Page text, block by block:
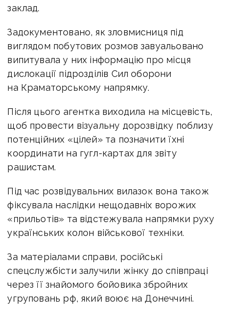
заклад.
Задокументовано, як зловмисниця під
виглядом побутових розмов завуальовано
випитувала у них інформацію про місця
дислокації підрозділів Сил оборони
на Краматорському напрямку.
Після цього агентка виходила на місцевість,
щоб провести візуальну дорозвідку поблизу
потенційних «цілей» та позначити їхні
координати на гугл-картах для звіту
рашистам.
Під час розвідувальних вилазок вона також
фіксувала наслідки нещодавніх ворожих
«прильотів» та відстежувала напрямки руху
українських колон військової техніки.
За матеріалами справи, російські
спецслужбісти залучили жінку до співпраці
через її знайомого бойовика збройних
угруповань рф, який воює на Донеччині.